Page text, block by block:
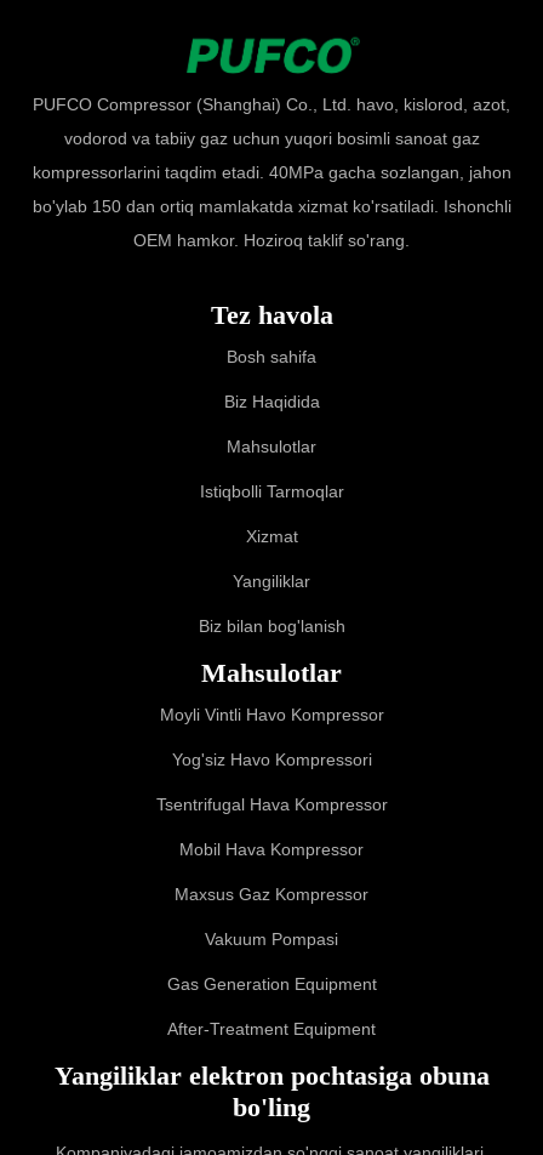
PUFCO Compressor (Shanghai) Co., Ltd. havo, kislorod, azot,
vodorod va tabiiy gaz uchun yuqori bosimli sanoat gaz
kompressorlarini taqdim etadi. 40MPa gacha sozlangan, jahon
bo'ylab 150 dan ortiq mamlakatda xizmat ko'rsatiladi. Ishonchli
OEM hamkor. Hoziroq taklif so'rang.
Tez havola
Bosh sahifa
Biz Haqidida
Mahsulotlar
Istiqbolli Tarmoqlar
Xizmat
Yangiliklar
Biz bilan bog'lanish
Mahsulotlar
Moyli Vintli Havо Kompressor
Yog'siz Havo Kompressori
Tsentrifugal Hava Kompressor
Mobil Hava Kompressor
Maxsus Gaz Kompressor
Vakuum Pompasi
Gas Generation Equipment
After-Treatment Equipment
Yangiliklar elektron pochtasiga obuna
bo'ling